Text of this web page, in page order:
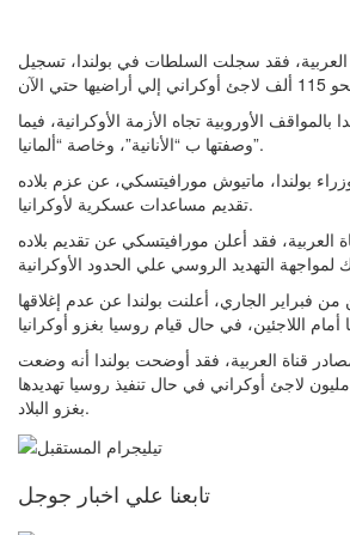
فقد سجلت السلطات في بولندا، تسجيل
بالمواقف الأوروبية تجاه الأزمة الأوكرانية، فيما
وصفتها ب “الأنانية”، وخاصة “ألمانيا”.
بولندا، ماتيوش مورافيتسكي، عن عزم بلاده
تقديم مساعدات عسكرية لأوكرانيا.
فقد أعلن مورافيتسكي عن تقديم بلاده
من فبراير الجاري، أعلنت بولندا عن عدم إغلاقها
قناة العربية، فقد أوضحت بولندا أنه وضعت
لاجئ أوكراني في حال تنفيذ روسيا تهديدها
بغزو البلاد.
تابعنا علي اخبار جوجل